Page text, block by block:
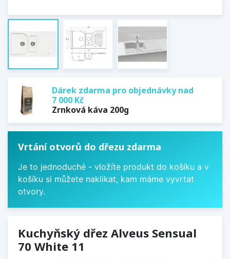
Dárek zdarma pro objednávky nad
7 000 Kč
Zrnková káva 200g
Vrtání otvorů do dřezu zdarma
Je to jednoduché - vložíte produkt do košíku a v
košíku si můžete naklikat, kam máme vyvrtat
otvory.
Kuchyňský dřez Alveus Sensual
70 White 11